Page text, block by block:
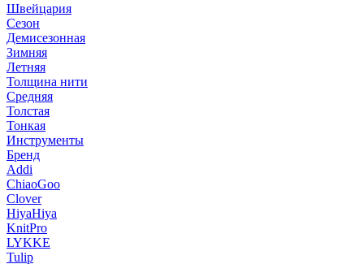
Швейцария
Сезон
Демисезонная
Зимняя
Летняя
Толщина нити
Средняя
Толстая
Тонкая
Инструменты
Бренд
Addi
ChiaoGoo
Clover
HiyaHiya
KnitPro
LYKKE
Tulip